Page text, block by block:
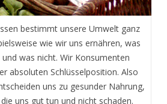
bestimmt unsere Umwelt ganz
wie wir uns ernähren, was
was nicht. Wir Konsumenten
absoluten Schlüsselposition. Also
uns zu gesunder Nahrung,
uns gut tun und nicht schaden.